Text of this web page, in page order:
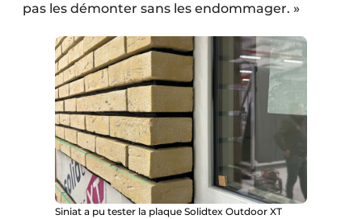
pas les démonter sans les endommager. »
Siniat a pu tester la plaque Solidtex Outdoor XT